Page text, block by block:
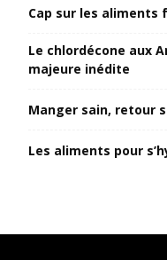
Cap sur les aliments
Le chlordécone aux
majeure inédite
Manger sain, retour
Les aliments pour